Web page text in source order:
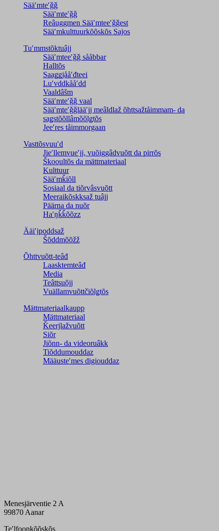
Sääʹmteʹǧǧ
Sääʹmteʹǧǧ
Reâuggmen Sääʹmteeʹǧǧest
Sääʹmkulttuurkõõskõs Sajos
Tuʹmmstõktuâjj
Sääʹmteeʹǧǧ sååbbar
Halltõs
Saaǥǥjååʹđteei
Luʹvddkååʹdd
Vaaldâšm
Sääʹmteʹǧǧ vaal
Sääʹmteʹǧǧlääʹjj meâldlaž õhttsažtåimmam- da
saǥstõõllâmõõlǥtõs
Jeeʹres tåimmorgaan
Vasttõsvuuʹd
Jieʹllemvueʹjj, vuõiggâdvuõtt da pirrõs
Škooultõs da mättmateriaal
Kulttuur
Sääʹmǩiõll
Sosiaal da tiõrvâsvuõtt
Meeraikõskksaž tuâjj
Päärna da nuõr
Haʹŋǩǩõõzz
Ääiʹjpoddsaž
Šõddmõõžž
Õhttvuõtt-teâđ
Laasktemteâđ
Media
Teâttsuõjj
Vuällamvuõttčiõlǥtõs
Mättmateriaalkaupp
Mättmateriaal
Ǩeerjlažvuõtt
Siõr
Jiõnn- da videoruâkk
Tiõddumouddaz
Määusteʹmes digiouddaz
Menesjärventie 2 A
99870 Aanar
Teʹlfoonkõõskõs